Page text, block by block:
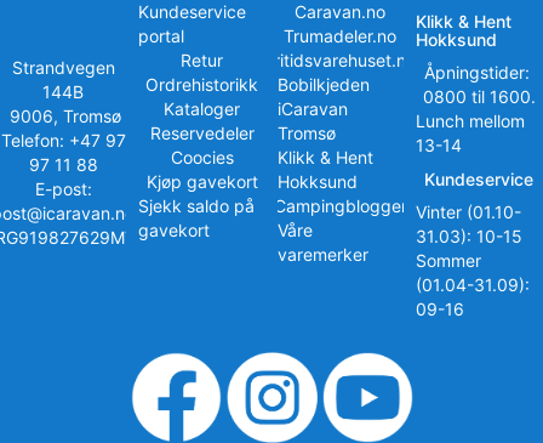
Strandvegen
144B
9006, Tromsø
Telefon: +47 97
97 11 88
E-post:
Kundeservice
portal
Retur
Ordrehistorikk
Kataloger
Reservedeler
Coocies
Kjøp gavekort
Sjekk saldo på
gavekort
Caravan.no
Trumadeler.no
Fritidsvarehuset.no
Bobilkjeden
iCaravan
Tromsø
Klikk & Hent
Hokksund
iCampingbloggen
Våre
varemerker
Klikk & Hent
Hokksund
Åpningstider:
0800 til 1600.
Lunch mellom
13-14
Kundeservice
Vinter (01.10-
31.03): 10-15
Sommer
(01.04-31.09):
09-16